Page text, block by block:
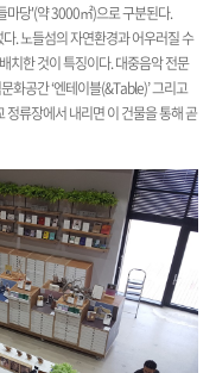
마당'(약 3000㎡)으로 구분된다.
. 노들섬의 자연환경과 어우러질 수
치한 것이 특징이다. 대중음악 전문
화공간 ‘엔테이블(&Table)’ 그리고
정류장에서 내리면 이 건물을 통해 곧